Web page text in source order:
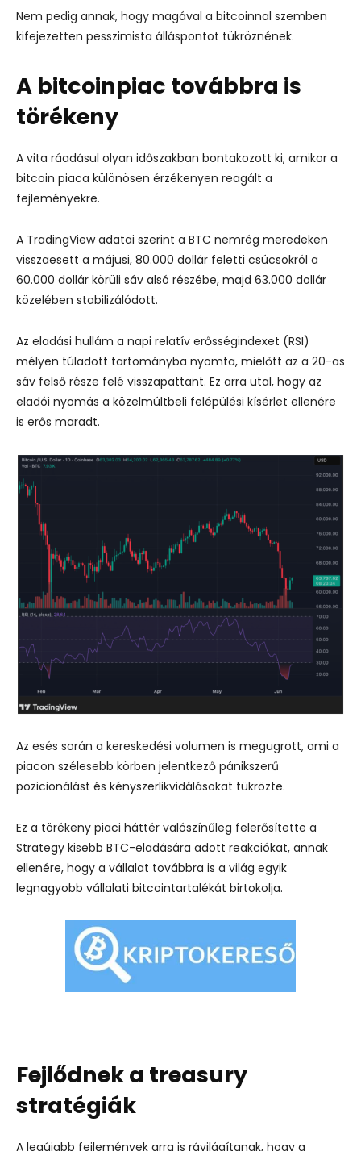
Nem pedig annak, hogy magával a bitcoinnal szemben
kifejezetten pesszimista álláspontot tükröznének.
A bitcoinpiac továbbra is
törékeny
A vita ráadásul olyan időszakban bontakozott ki, amikor a
bitcoin piaca különösen érzékenyen reagált a
fejleményekre.
A TradingView adatai szerint a BTC nemrég meredeken
visszaesett a májusi, 80.000 dollár feletti csúcsokról a
60.000 dollár körüli sáv alsó részébe, majd 63.000 dollár
közelében stabilizálódott.
Az eladási hullám a napi relatív erősségindexet (RSI)
mélyen túladott tartományba nyomta, mielőtt az a 20-as
sáv felső része felé visszapattant. Ez arra utal, hogy az
eladói nyomás a közelmúltbeli felépülési kísérlet ellenére
is erős maradt.
Az esés során a kereskedési volumen is megugrott, ami a
piacon szélesebb körben jelentkező pánikszerű
pozicionálást és kényszerlikvidálásokat tükrözte.
Ez a törékeny piaci háttér valószínűleg felerősítette a
Strategy kisebb BTC-eladására adott reakciókat, annak
ellenére, hogy a vállalat továbbra is a világ egyik
legnagyobb vállalati bitcointartalékát birtokolja.
Fejlődnek a treasury
stratégiák
A legújabb fejlemények arra is rávilágítanak, hogy a